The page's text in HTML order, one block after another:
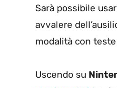
Sarà possibile
avvalere
modalità con
Uscendo su